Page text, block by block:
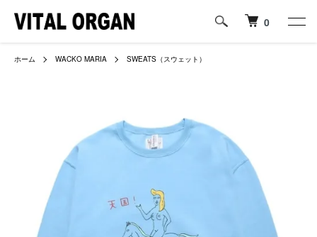
0
ホーム WACKO MARIA SWEATS（スウェット）